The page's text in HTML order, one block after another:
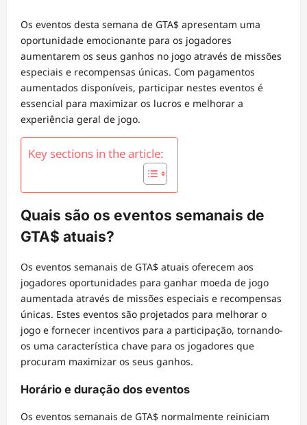
Os eventos desta semana de GTA$ apresentam uma
oportunidade emocionante para os jogadores
aumentarem os seus ganhos no jogo através de missões
especiais e recompensas únicas. Com pagamentos
aumentados disponíveis, participar nestes eventos é
essencial para maximizar os lucros e melhorar a
experiência geral de jogo.
Key sections in the article:
Quais são os eventos semanais de
GTA$ atuais?
Os eventos semanais de GTA$ atuais oferecem aos
jogadores oportunidades para ganhar moeda de jogo
aumentada através de missões especiais e recompensas
únicas. Estes eventos são projetados para melhorar o
jogo e fornecer incentivos para a participação, tornando-
os uma característica chave para os jogadores que
procuram maximizar os seus ganhos.
Horário e duração dos eventos
Os eventos semanais de GTA$ normalmente reiniciam